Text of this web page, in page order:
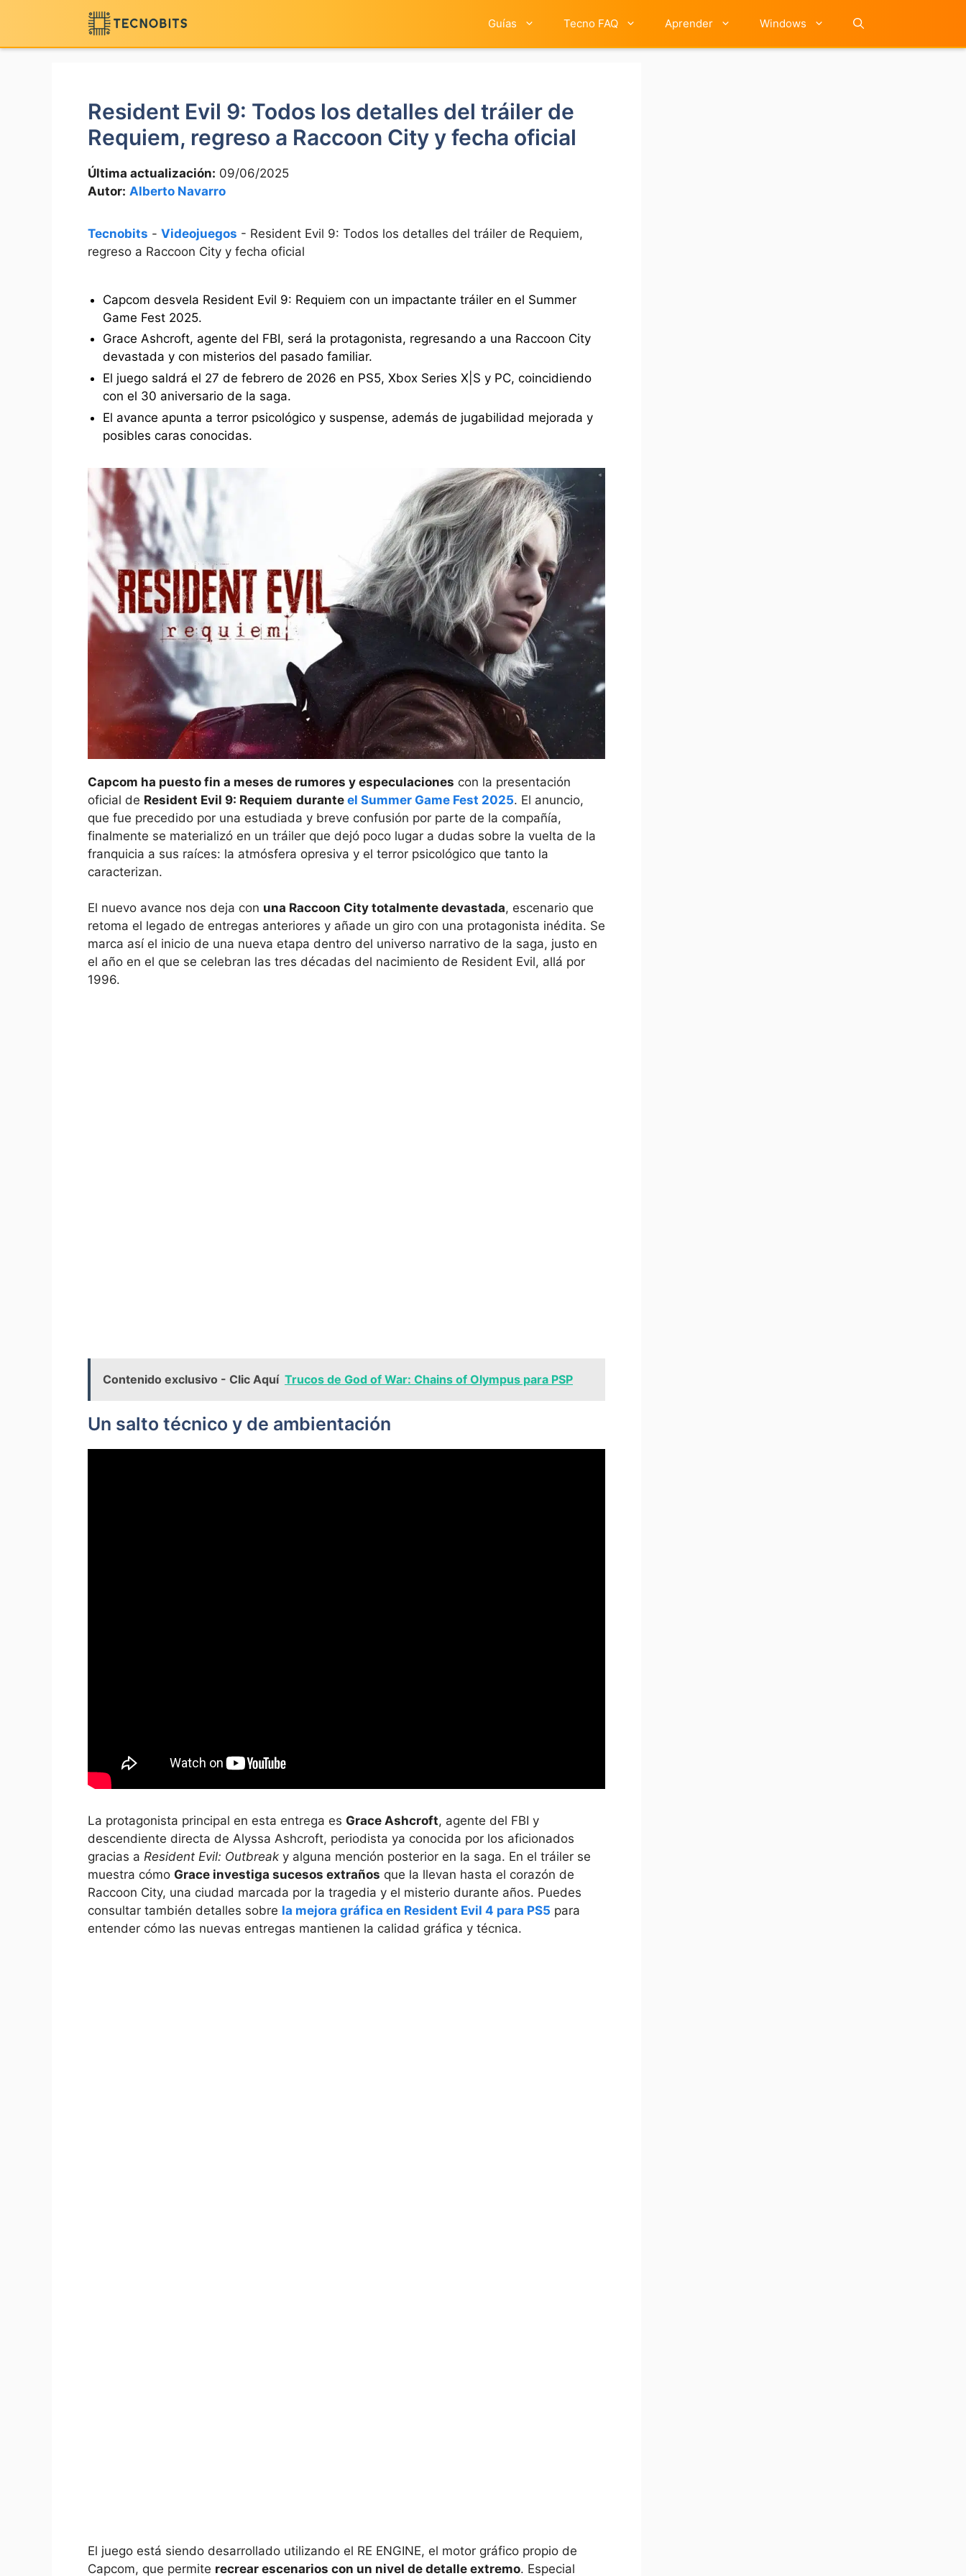
contenido
Guías Tecno FAQ Aprender Windows
Resident Evil 9: Todos los detalles del tráiler de
Requiem, regreso a Raccoon City y fecha oficial
Última actualización: 09/06/2025
Autor: Alberto Navarro
Tecnobits - Videojuegos - Resident Evil 9: Todos los detalles del tráiler de Requiem,
regreso a Raccoon City y fecha oficial
Capcom desvela Resident Evil 9: Requiem con un impactante tráiler en el Summer
Game Fest 2025.
Grace Ashcroft, agente del FBI, será la protagonista, regresando a una Raccoon City
devastada y con misterios del pasado familiar.
El juego saldrá el 27 de febrero de 2026 en PS5, Xbox Series X|S y PC, coincidiendo
con el 30 aniversario de la saga.
El avance apunta a terror psicológico y suspense, además de jugabilidad mejorada y
posibles caras conocidas.
Capcom ha puesto fin a meses de rumores y especulaciones con la presentación
oficial de Resident Evil 9: Requiem durante el Summer Game Fest 2025. El anuncio,
que fue precedido por una estudiada y breve confusión por parte de la compañía,
finalmente se materializó en un tráiler que dejó poco lugar a dudas sobre la vuelta de la
franquicia a sus raíces: la atmósfera opresiva y el terror psicológico que tanto la
caracterizan.
El nuevo avance nos deja con una Raccoon City totalmente devastada, escenario que
retoma el legado de entregas anteriores y añade un giro con una protagonista inédita. Se
marca así el inicio de una nueva etapa dentro del universo narrativo de la saga, justo en
el año en el que se celebran las tres décadas del nacimiento de Resident Evil, allá por
1996.
Contenido exclusivo - Clic Aquí Trucos de God of War: Chains of Olympus para PSP
Un salto técnico y de ambientación
La protagonista principal en esta entrega es Grace Ashcroft, agente del FBI y
descendiente directa de Alyssa Ashcroft, periodista ya conocida por los aficionados
gracias a Resident Evil: Outbreak y alguna mención posterior en la saga. En el tráiler se
muestra cómo Grace investiga sucesos extraños que la llevan hasta el corazón de
Raccoon City, una ciudad marcada por la tragedia y el misterio durante años. Puedes
consultar también detalles sobre la mejora gráfica en Resident Evil 4 para PS5 para
entender cómo las nuevas entregas mantienen la calidad gráfica y técnica.
El juego está siendo desarrollado utilizando el RE ENGINE, el motor gráfico propio de
Capcom, que permite recrear escenarios con un nivel de detalle extremo. Especial